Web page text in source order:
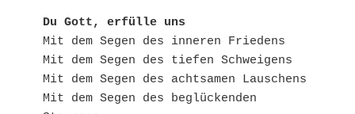
Du Gott, erfülle uns
Mit dem Segen des inneren Friedens
Mit dem Segen des tiefen Schweigens
Mit dem Segen des achtsamen Lauschens
Mit dem Segen des beglückenden